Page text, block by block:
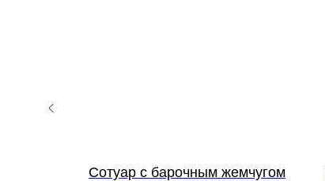
Сотуар с барочным жемчугом